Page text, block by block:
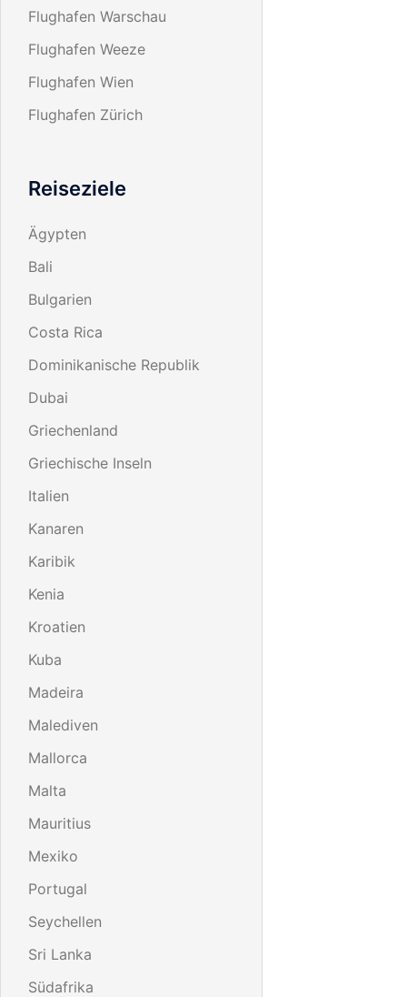
Flughafen Warschau
Flughafen Weeze
Flughafen Wien
Flughafen Zürich
Reiseziele
Ägypten
Bali
Bulgarien
Costa Rica
Dominikanische Republik
Dubai
Griechenland
Griechische Inseln
Italien
Kanaren
Karibik
Kenia
Kroatien
Kuba
Madeira
Malediven
Mallorca
Malta
Mauritius
Mexiko
Portugal
Seychellen
Sri Lanka
Südafrika